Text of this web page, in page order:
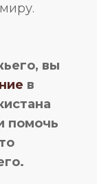
вы
в
помочь